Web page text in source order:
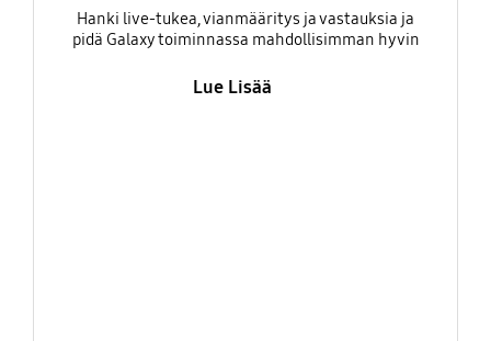
Hanki live-tukea, vianmääritys ja vastauksia ja
pidä Galaxy toiminnassa mahdollisimman hyvin
Lue Lisää